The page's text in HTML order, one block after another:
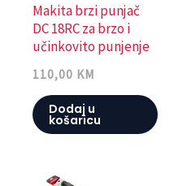
Makita brzi punjač
DC 18RC za brzo i
učinkovito punjenje
110,00 KM
Dodaj u
košaricu